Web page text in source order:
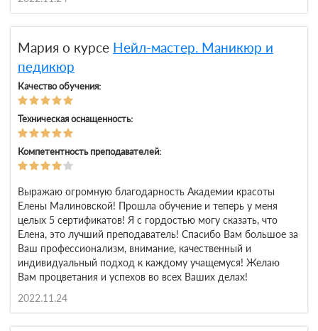
Мария о курсе Нейл-мастер. Маникюр и
педикюр
Качество обучения:
Техническая оснащенность:
Компетентность преподавателей:
Выражаю огромную благодарность Академии красоты
Елены Малиновской! Прошла обучение и теперь у меня
целых 5 сертификатов! Я с гордостью могу сказать, что
Елена, это лучший преподаватель! Спасибо Вам большое за
Ваш профессионализм, внимание, качественный и
индивидуальный подход к каждому учащемуся! Желаю
Вам процветания и успехов во всех Ваших делах!
2022.11.24